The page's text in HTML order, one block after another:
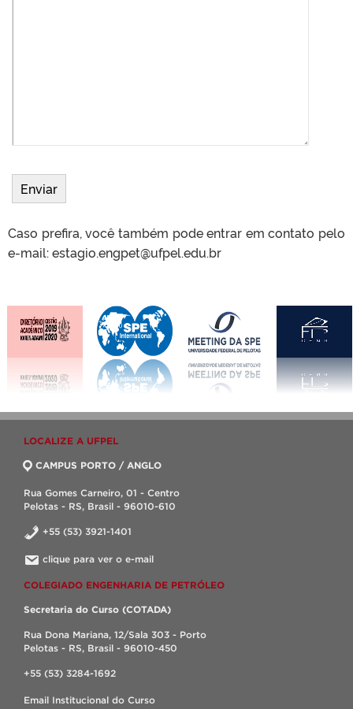
Caso prefira, você também pode entrar em contato pelo
e-mail: estagio.engpet@ufpel.edu.br
LOCALIZE A UFPEL
CAMPUS PORTO / ANGLO
Rua Gomes Carneiro, 01 - Centro
Pelotas - RS, Brasil - 96010-610
+55 (53) 3921-1401
clique para ver o e-mail
COLEGIADO ENGENHARIA DE PETRÓLEO
Secretaria do Curso (COTADA)
Rua Dona Mariana, 12/Sala 303 - Porto
Pelotas - RS, Brasil - 96010-450
+55 (53) 3284-1692
Email Institucional do Curso